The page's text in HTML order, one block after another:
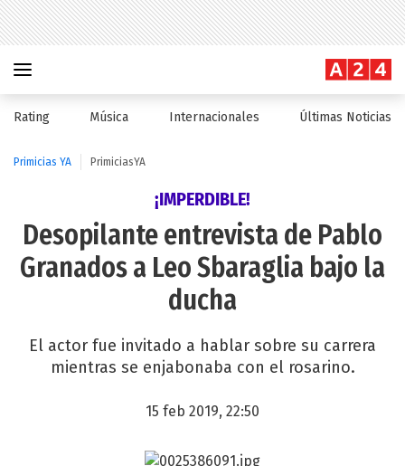
Rating Música Internacionales Últimas Noticias
Primicias YA PrimiciasYA
¡IMPERDIBLE!
Desopilante entrevista de Pablo
Granados a Leo Sbaraglia bajo la
ducha
El actor fue invitado a hablar sobre su carrera
mientras se enjabonaba con el rosarino.
15 feb 2019, 22:50